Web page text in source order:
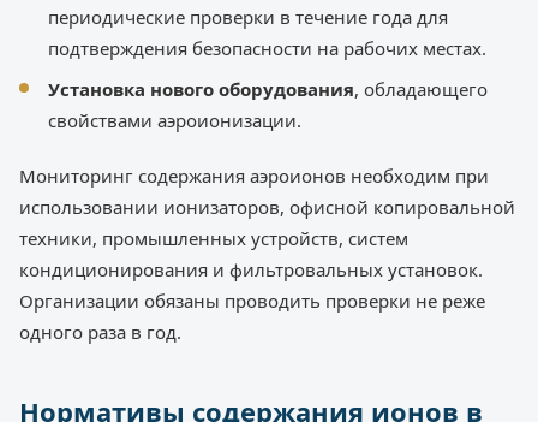
периодические проверки в течение года для
подтверждения безопасности на рабочих местах.
Установка нового оборудования, обладающего
свойствами аэроионизации.
Мониторинг содержания аэроионов необходим при
использовании ионизаторов, офисной копировальной
техники, промышленных устройств, систем
кондиционирования и фильтровальных установок.
Организации обязаны проводить проверки не реже
одного раза в год.
Нормативы содержания ионов в